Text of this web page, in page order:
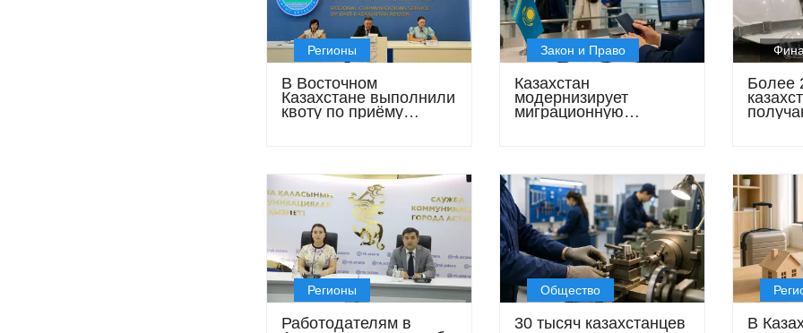
Регионы
В Восточном
Казахстане выполнили
квоту по приёму
Закон и Право
Казахстан
модернизирует
миграционную
Более
Регионы
Работодателям в
Общество
30 тысяч казахстанцев
В